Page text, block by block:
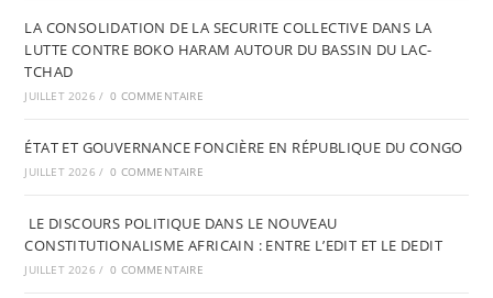
LA CONSOLIDATION DE LA SECURITE COLLECTIVE DANS LA
LUTTE CONTRE BOKO HARAM AUTOUR DU BASSIN DU LAC-
TCHAD
JUILLET 2026 / 0 COMMENTAIRE
ÉTAT ET GOUVERNANCE FONCIÈRE EN RÉPUBLIQUE DU CONGO
JUILLET 2026 / 0 COMMENTAIRE
LE DISCOURS POLITIQUE DANS LE NOUVEAU
CONSTITUTIONALISME AFRICAIN : ENTRE L’EDIT ET LE DEDIT
JUILLET 2026 / 0 COMMENTAIRE